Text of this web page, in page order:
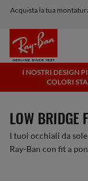
Acquista la tua
I NOSTRI DESIGN
COLORI
LOW BRIDGE
I tuoi occhiali da
Ray-Ban con fit a